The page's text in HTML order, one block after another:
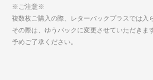
※ご注意※
複数枚ご購入の際、レターパックプラスでは入
その際は、ゆうパックに変更させていただきま
予めご了承ください。